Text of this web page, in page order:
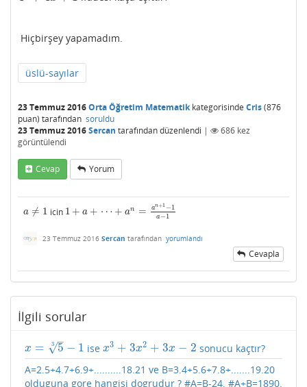
Hiçbirşey yapamadım.
üslü-sayılar
23 Temmuz 2016Orta Öğretim Matematikkategorisinde Cris(876
puan) tarafından soruldu
23 Temmuz 2016Sercan tarafındandüzenlendi | 686 kez
görüntülendi
Cevap Yorum
a ≠ 1
a≠1 icin 1 + a + ⋯ + an = an+1 −1
a−1
1+a+⋯+an=an+1− 1a− 1
23 Temmuz 2016 Sercan tarafından yorumlandı
Cevapla
İlgili sorular
x = 5
–
√
3 − 1
x= 53 −1 isex3 + 3x2 + 3x − 2
x3+3x 2+3x −2
sonucu kaçtır?
A=2.5+4.7+6.9+..........18.21 ve B=3.4+5.6+7.8+.......19.20
olduguna gore hangisi dogrudur ? #A=B-24. #A+B=1890.